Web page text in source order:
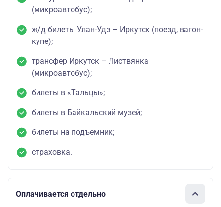
(микроавтобус);
ж/д билеты Улан-Удэ – Иркутск (поезд, вагон-
купе);
трансфер Иркутск – Листвянка
(микроавтобус);
билеты в «Тальцы»;
билеты в Байкальский музей;
билеты на подъемник;
страховка.
Оплачивается отдельно